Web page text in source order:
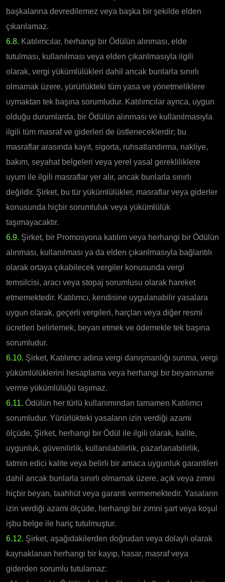
başkalarına devredilemez veya başka bir şekilde elden
çıkarılamaz.
6.8. Katılımcılar, herhangi bir Ödülün alınması, elde
tutulması, kullanılması veya elden çıkarılmasıyla ilgili
olarak, vergi yükümlülükleri dahil ancak bunlarla sınırlı
olmamak üzere, yürürlükteki tüm yasa ve yönetmeliklere
uymaktan tek başına sorumludur. Katılımcılar ayrıca, uygun
olduğu durumlarda, bir Ödülün alınması ve kullanılmasıyla
ilgili tüm masraf ve giderleri de üstleneceklerdir; bu
masraflar arasında kayıt, sigorta, ruhsatlandırma, nakliye,
bakım, seyahat belgeleri veya yerel yasal gerekliliklere
uyum ile ilgili masraflar yer alır, ancak bunlarla sınırlı
değildir. Şirket, bu tür yükümlülükler, masraflar veya giderler
konusunda hiçbir sorumluluk veya yükümlülük
taşımayacaktır.
6.9. Şirket, bir Promosyona katılım veya herhangi bir Ödülün
alınması, kullanılması ya da elden çıkarılmasıyla bağlantılı
olarak ortaya çıkabilecek vergiler konusunda vergi
temsilcisi, aracı veya stopaj sorumlusu olarak hareket
etmemektedir. Katılımcı, kendisine uygulanabilir yasalara
uygun olarak, geçerli vergileri, harçları veya diğer resmi
ücretleri belirlemek, beyan etmek ve ödemekle tek başına
sorumludur.
6.10. Şirket, Katılımcı adına vergi danışmanlığı sunma, vergi
yükümlülüklerini hesaplama veya herhangi bir beyanname
verme yükümlülüğü taşımaz.
6.11. Ödülün her türlü kullanımından tamamen Katılımcı
sorumludur. Yürürlükteki yasaların izin verdiği azami
ölçüde, Şirket, herhangi bir Ödül ile ilgili olarak, kalite,
uygunluk, güvenilirlik, kullanılabilirlik, pazarlanabilirlik,
tatmin edici kalite veya belirli bir amaca uygunluk garantileri
dahil ancak bunlarla sınırlı olmamak üzere, açık veya zımni
hiçbir beyan, taahhüt veya garanti vermemektedir. Yasaların
izin verdiği azami ölçüde, herhangi bir zımni şart veya koşul
işbu belge ile hariç tutulmuştur.
6.12. Şirket, aşağıdakilerden doğrudan veya dolaylı olarak
kaynaklanan herhangi bir kayıp, hasar, masraf veya
giderden sorumlu tutulamaz: